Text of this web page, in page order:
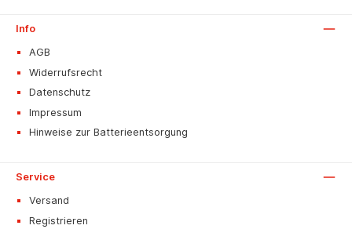
Info
AGB
Widerrufsrecht
Datenschutz
Impressum
Hinweise zur Batterieentsorgung
Service
Versand
Registrieren